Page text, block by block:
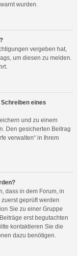
wurden.
vergeben hat,
um diesen zu melden.
eines
und zu einem
Den gesicherten Beitrag
verwalten“ in Ihrem
dass in dem Forum, in
geprüft werden
Sie zu einer Gruppe
erst begutachten
kontaktieren Sie die
dazu benötigen.